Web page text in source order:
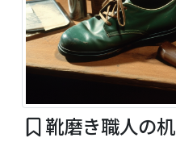
靴磨き職人の机